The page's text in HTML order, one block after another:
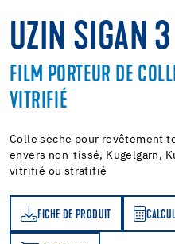
UZIN SIGAN 3
FILM PORTEUR DE
VITRIFIÉ
Colle sèche pour revêtement
envers non-tissé, Kugelgarn,
vitrifié ou stratifié
FICHE DE PRODUIT
DE CONSOMMATION